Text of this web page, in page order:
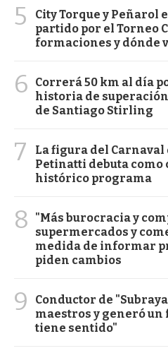
5
City Torque y Peñarol
partido por el Torneo
formaciones y dónde
6
Correrá 50 km al día
historia de
de Santiago Stirling
7
La figura del Carnaval
Petinatti debuta como
histórico programa
8
"Más burocracia y
supermercados y
medida de informar
piden cambios
9
Conductor de
maestros y generó un
tiene sentido"